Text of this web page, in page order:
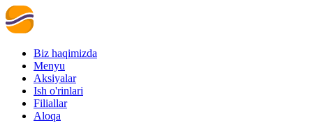
Biz haqimizda
Menyu
Aksiyalar
Ish o'rinlari
Filiallar
Aloqa